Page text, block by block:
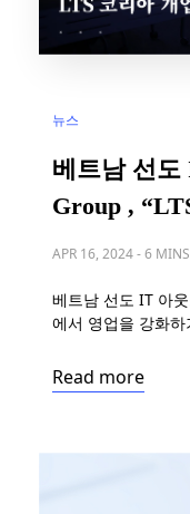
뉴스
베트남 선
Group ,
및 클라우드
APR 16, 2024-6
베트남 선도 IT 아
에서 영업을 강화
LTS Group의 대표
여 명의 내외빈이
Read more